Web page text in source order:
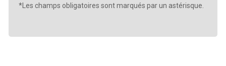
*Les champs obligatoires sont marqués par un astérisque.